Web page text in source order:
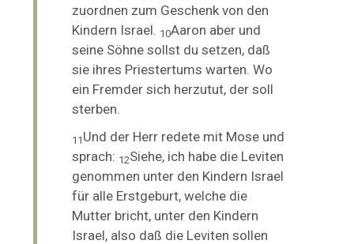
zuordnen zum Geschenk von den
Kindern Israel. 10Aaron aber und
seine Söhne sollst du setzen, daß
sie ihres Priestertums warten.Wo
ein Fremder sich herzutut, der soll
sterben.
11 Und der Herr redete mit Mose und
sprach: 12Siehe, ich habe die Leviten
genommen unter den Kindern Israel
für alle Erstgeburt,welche die
Mutter bricht, unter den Kindern
Israel, also daß die Leviten sollen